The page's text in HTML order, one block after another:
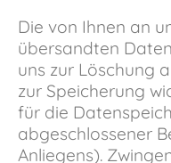
Die von Ihnen an
übersandten
uns zur Löschung
zur Speicherung
für die
abgeschlossener
Anliegens).